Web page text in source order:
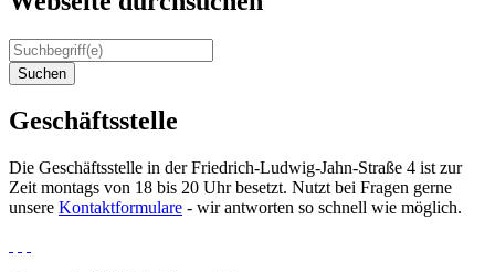
Suchen
Geschäftsstelle
Die Geschäftsstelle in der Friedrich-Ludwig-Jahn-Straße 4 ist zur
Zeit montags von 18 bis 20 Uhr besetzt. Nutzt bei Fragen gerne
unsere Kontaktformulare - wir antworten so schnell wie möglich.